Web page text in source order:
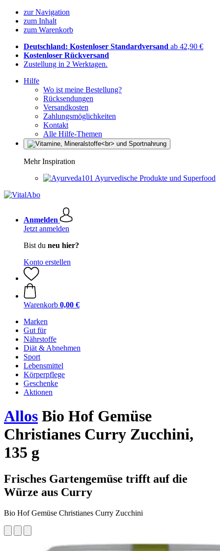
zur Navigation
zum Inhalt
zum Warenkorb
Deutschland: Kostenloser Standardversand ab 42,90 €
Kostenloser Rückversand
Zustellung in 2 Werktagen.
Hilfe
Wo ist meine Bestellung?
Rücksendungen
Versandkosten
Zahlungsmöglichkeiten
Kontakt
Alle Hilfe-Themen
Mehr Inspiration
Ayurvedische Produkte und Superfood
Anmelden
Jetzt anmelden
Bist du neu hier?
Konto erstellen
Warenkorb 0,00 €
Marken
Gut für
Nährstoffe
Diät & Abnehmen
Sport
Lebensmittel
Körperpflege
Geschenke
Aktionen
Allos Bio Hof Gemüse
Christianes Curry Zucchini,
135 g
Frisches Gartengemüse trifft auf die
Würze aus Curry
Bio Hof Gemüse Christianes Curry Zucchini